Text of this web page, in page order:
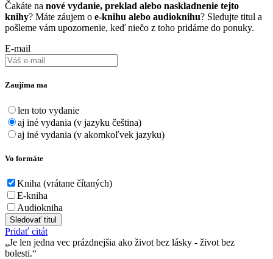
Čakáte na nové vydanie, preklad alebo naskladnenie tejto
knihy? Máte záujem o e-knihu alebo audioknihu? Sledujte titul a
pošleme vám upozornenie, keď niečo z toho pridáme do ponuky.
E-mail
Zaujíma ma
len toto vydanie
aj iné vydania (v jazyku čeština)
aj iné vydania (v akomkoľvek jazyku)
Vo formáte
Kniha (vrátane čítaných)
E-kniha
Audiokniha
Sledovať titul
Pridať citát
Je len jedna vec prázdnejšia ako život bez lásky - život bez
bolesti.